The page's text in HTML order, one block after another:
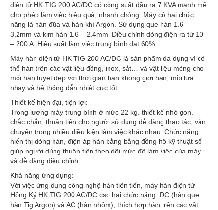
điện tử HK TIG 200 AC/DC có công suất đầu ra 7 KVA mạnh mẽ
cho phép làm việc hiệu quả, nhanh chóng. Máy có hai chức
năng là hàn đũa và hàn khí Argon. Sử dụng que hàn 1.6 –
3.2mm và kim hàn 1.6 – 2.4mm. Điều chỉnh dòng điện ra từ 10
– 200 A. Hiệu suất làm việc trung bình đạt 60%.
Máy hàn điện tử HK TIG 200 AC/DC là sản phẩm đa dụng vì có
thể hàn trên các vật liệu đồng, inox, sắt… và vật liệu mỏng cho
mối hàn tuyệt đẹp với thời gian hàn không giới hạn, mồi lửa
nhạy và hệ thống dẫn nhiệt cực tốt.
Thiết kế hiện đại, tiện lợi:
Trọng lượng máy trung bình ở mức 22 kg, thiết kế nhỏ gọn,
chắc chắn, thuận tiện cho người sử dụng dễ dàng thao tác, vận
chuyển trong nhiều điều kiện làm việc khác nhau. Chức năng
hiển thị dòng hàn, điện áp hàn bằng bằng đồng hồ kỹ thuật số
giúp người dùng thuận tiện theo dõi mức độ làm việc của máy
và dễ dàng điều chỉnh.
Khả năng ứng dụng:
Với việc ứng dụng công nghệ hàn tiên tiến, máy hàn điện tử
Hồng Ký HK TIG 200 AC/DC cso hai chức năng: DC (hàn que,
hàn Tig Argon) và AC (hàn nhôm), thích hợp hàn trên các vật